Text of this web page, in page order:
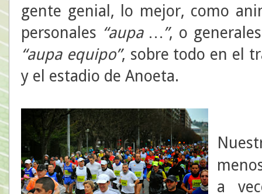
gente genial, lo mejor, como
personales “aupa …”, o
“aupa equipo”, sobre todo en el
y el estadio de Anoeta.
a